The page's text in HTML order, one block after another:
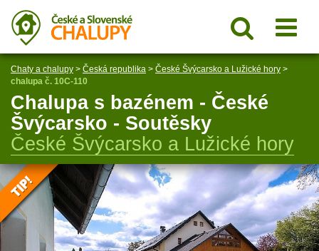
Chaty a chalupy > Česká republika > České Švýcarsko a Lužické hory >
chalupa č. 10C-110
Chalupa s bazénem - České
Švýcarsko - Soutěsky
České Švýcarsko a Lužické hory